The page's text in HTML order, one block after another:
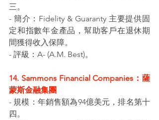
三。
- 簡介：Fidelity & Guaranty 主要提供固
定和指數年金產品，幫助客戶在退休期
間獲得收入保障。
- 評級：A- (A.M. Best)。
14. Sammons Financial Companies：薩
蒙斯金融集團
- 規模：年銷售額為94億美元，排名第十
四。